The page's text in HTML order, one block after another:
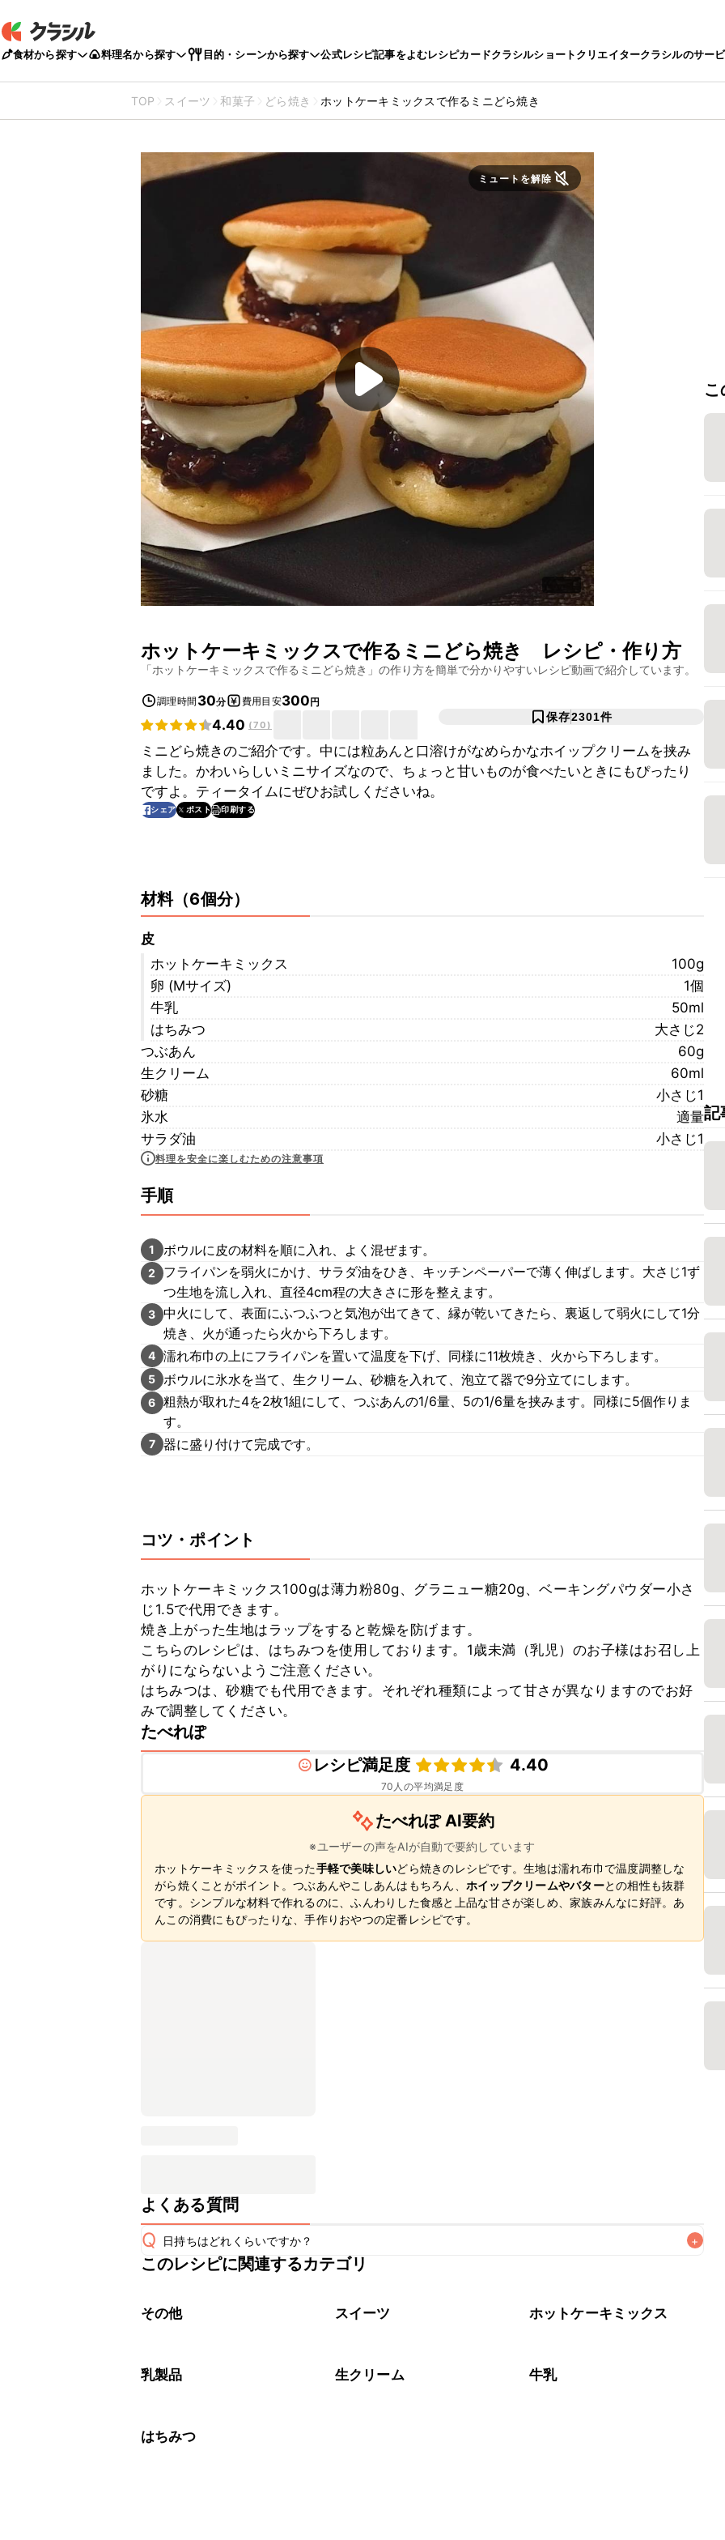
食材から探す 料理名から探す 目的・シーンから探す 公式レシピ記事をよむレシピカードクラシルショートクリエイタークラシルのサー
TOP スイーツ 和菓子 どら焼き ホットケーキミックスで作るミニどら焼き
ミュートを解除
ホットケーキミックスで作るミニどら焼き レシピ・作り方
「ホットケーキミックスで作るミニどら焼き 」の作り方を簡単で分かりやすいレシピ動画で紹介しています。
調理時間 30分 費用目安300円
4.40 (70)
保存2301件
ミニどら焼きのご紹介です。中には粒あんと口溶けがなめらかなホイップクリームを挟み
ました。かわいらしいミニサイズなので、ちょっと甘いものが食べたいときにもぴったり
ですよ。ティータイムにぜひお試しくださいね。
シェア ポスト 印刷する
材料（6個分）
皮
ホットケーキミックス
100g
卵 (Mサイズ)
1個
牛乳
50ml
はちみつ
大さじ2
つぶあん
60g
生クリーム
60ml
砂糖
小さじ1
氷水
適量
サラダ油
小さじ1
料理を安全に楽しむための注意事項
手順
1 ボウルに皮の材料を順に入れ、よく混ぜます。
2
フライパンを弱火にかけ、サラダ油をひき、キッチンペーパーで薄く伸ばします。大さじ1ず
つ生地を流し入れ、直径4cm程の大きさに形を整えます。
3 中火にして、表面にふつふつと気泡が出てきて、縁が乾いてきたら、裏返して弱火にして1分
焼き、火が通ったら火から下ろします。
4 濡れ布巾の上にフライパンを置いて温度を下げ、同様に11枚焼き、火から下ろします。
5 ボウルに氷水を当て、生クリーム、砂糖を入れて、泡立て器で9分立てにします。
6 粗熱が取れた4を2枚1組にして、つぶあんの1/6量、5の1/6量を挟みます。同様に5個作りま
す。
7 器に盛り付けて完成です。
コツ・ポイント
ホットケーキミックス100gは薄力粉80g、グラニュー糖20g、ベーキングパウダー小さ
じ1.5で代用できます。
焼き上がった生地はラップをすると乾燥を防げます。
こちらのレシピは、はちみつを使用しております。1歳未満（乳児）のお子様はお召し上
がりにならないようご注意ください。
はちみつは、砂糖でも代用できます。それぞれ種類によって甘さが異なりますのでお好
みで調整してください。
たべれぽ
レシピ満足度
4.40
70 人の平均満足度
たべれぽ AI要約
※ユーザーの声をAIが自動で要約しています
ホットケーキミックスを使った手軽で美味しいどら焼きのレシピです。生地は濡れ布巾で温度調整しな
がら焼くことがポイント。つぶあんやこしあんはもちろん、 ホイップクリームやバターとの相性も抜群
です。シンプルな材料で作れるのに、ふんわりした食感と上品な甘さが楽しめ、家族みんなに好評。あ
んこの消費にもぴったりな、手作りおやつの定番レシピです。
よくある質問
Q 日持ちはどれくらいですか？ +
保存期間は冷蔵で当日中が目安です。なるべくお早めにお召し上がりください。
※日持ちは目安です。
このレシピに関連するカテゴリ
その他 スイーツ ホットケーキミックス
乳製品 生クリーム 牛乳
はちみつ
記